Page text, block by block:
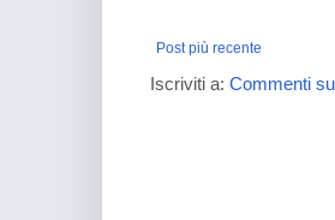
Post più recente
Iscriviti a: Commenti